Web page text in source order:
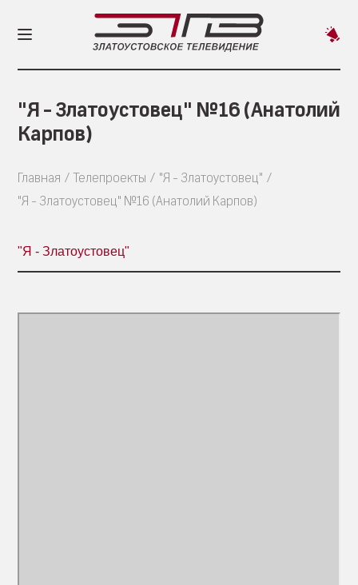
"Я - Златоустовец" №16 (Анатолий
Карпов)
Главная Телепроекты
"Я - Златоустовец"
"Я - Златоустовец" №16 (Анатолий Карпов)
"Я - Златоустовец"